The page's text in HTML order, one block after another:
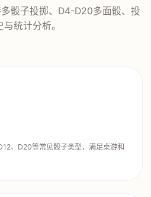
骰子投掷、D4-D20多面骰、投
统计分析。
、D20等常见骰子类型，满足桌游和